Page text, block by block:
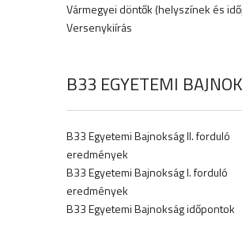
Vármegyei döntők (helyszínek és
Versenykiírás
B33 EGYETEMI
B33 Egyetemi Bajnokság II. forduló
eredmények
B33 Egyetemi Bajnokság I. forduló
eredmények
B33 Egyetemi Bajnokság időpontok